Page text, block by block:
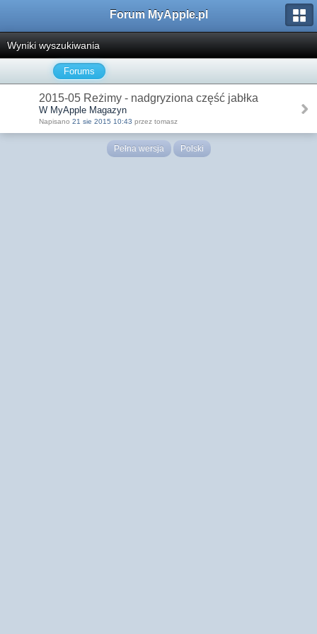
Forum MyApple.pl
Wyniki wyszukiwania
Forums
2015-05 Reżimy - nadgryziona część jabłka
W MyApple Magazyn
Napisano 21 sie 2015 10:43 przez tomasz
Pełna wersja Polski